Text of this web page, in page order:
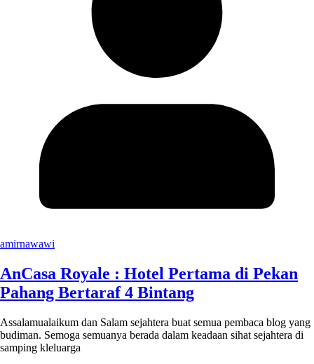
amirnawawi
AnCasa Royale : Hotel Pertama di Pekan
Pahang Bertaraf 4 Bintang
Assalamualaikum dan Salam sejahtera buat semua pembaca blog yang
budiman. Semoga semuanya berada dalam keadaan sihat sejahtera di
samping kleluarga